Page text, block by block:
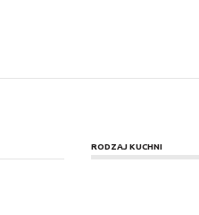
RODZAJ KUCHNI